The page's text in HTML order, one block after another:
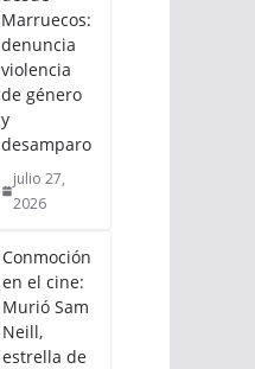
Marruecos:
denuncia
violencia
de género
y
desamparo
julio 27,
2026
Conmoción
en el cine:
Murió Sam
Neill,
estrella de